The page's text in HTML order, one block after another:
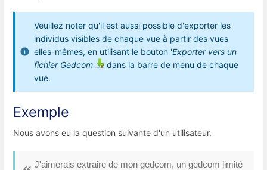
Veuillez noter qu'il est aussi possible d'exporter les
individus visibles de chaque vue à partir des vues
elles-mêmes, en utilisant le bouton 'Exporter vers un
fichier Gedcom'
dans la barre de menu de chaque
vue.
Exemple
Nous avons eu la question suivante d'un utilisateur.
J'aimerais extraire de mon gedcom, un gedcom limité